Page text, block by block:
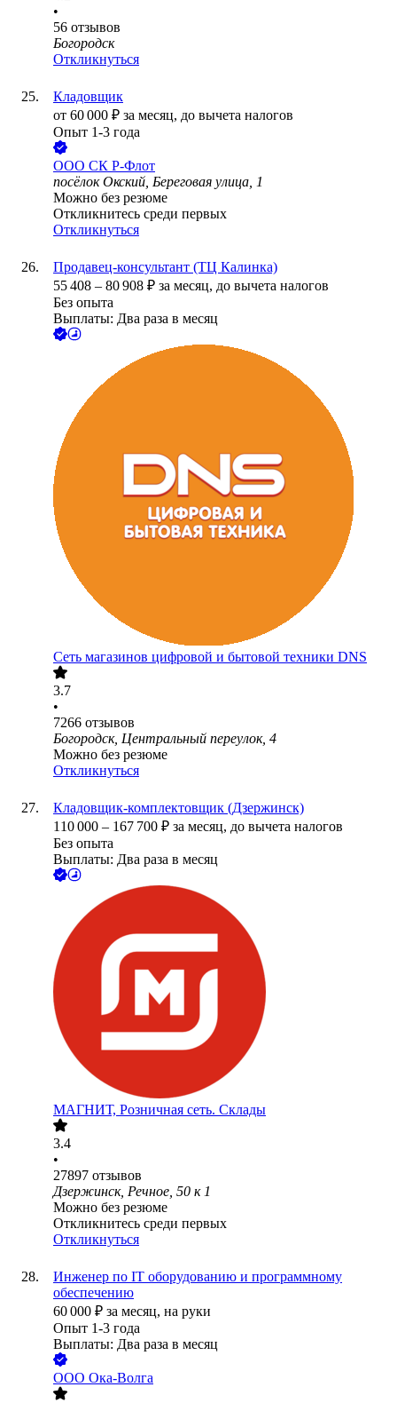
•
56 отзывов
Богородск
Откликнуться
Кладовщик
от 60 000 ₽ за месяц, до вычета налогов
Опыт 1-3 года
ООО СК Р-Флот
посёлок Окский, Береговая улица, 1
Можно без резюме
Откликнитесь среди первых
Откликнуться
Продавец-консультант (ТЦ Калинка)
55 408 – 80 908 ₽ за месяц, до вычета налогов
Без опыта
Выплаты: Два раза в месяц
Сеть магазинов цифровой и бытовой техники DNS
3.7
•
7266 отзывов
Богородск, Центральный переулок, 4
Можно без резюме
Откликнуться
Кладовщик-комплектовщик (Дзержинск)
110 000 – 167 700 ₽ за месяц, до вычета налогов
Без опыта
Выплаты: Два раза в месяц
МАГНИТ, Розничная сеть. Склады
3.4
•
27897 отзывов
Дзержинск, Речное, 50 к 1
Можно без резюме
Откликнитесь среди первых
Откликнуться
Инженер по IT оборудованию и программному
обеспечению
60 000 ₽ за месяц, на руки
Опыт 1-3 года
Выплаты: Два раза в месяц
ООО Ока-Волга